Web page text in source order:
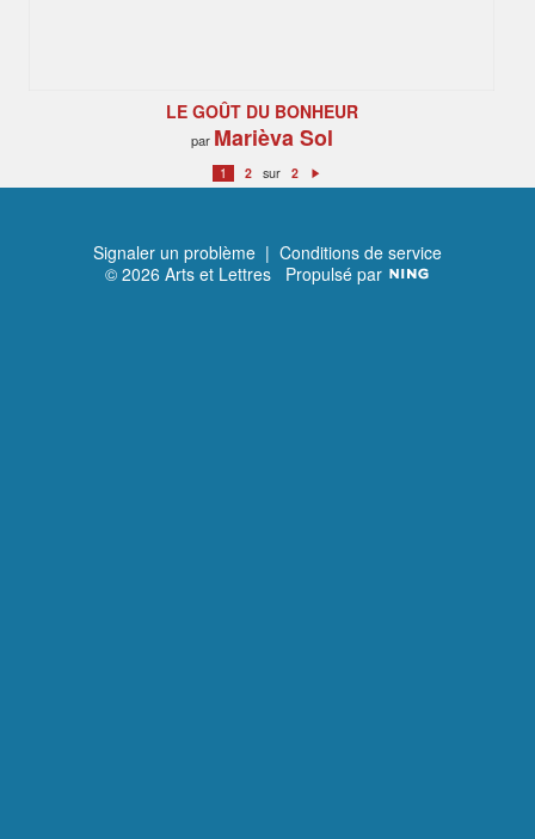
LE GOÛT DU BONHEUR
par Marièva Sol
1 2 sur 2
Suivant
Signaler un problème | Conditions de service
© 2026 Arts et Lettres Propulsé par